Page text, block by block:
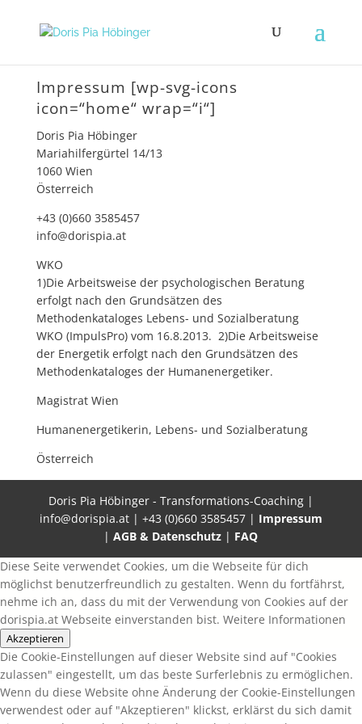
Impressum [wp-svg-icons
icon=“home“ wrap=“i“]
Doris Pia Höbinger
Mariahilfergürtel 14/13
1060 Wien
Österreich
+43 (0)660 3585457
info@dorispia.at
WKO
1)Die Arbeitsweise der psychologischen Beratung
erfolgt nach den Grundsätzen des
Methodenkataloges Lebens- und Sozialberatung
WKO (ImpulsPro) vom 16.8.2013. 2)Die Arbeitsweise
der Energetik erfolgt nach den Grundsätzen des
Methodenkataloges der Humanenergetiker.
Magistrat Wien
Humanenergetikerin, Lebens- und Sozialberatung
Österreich
Doris Pia Höbinger - Transformations-Coaching |
info@dorispia.at | +43 (0)660 3585457 | Impressum
|AGB & Datenschutz | FAQ
Diese Seite verwendet Cookies, um die Webseite für dich
möglichst benutzerfreundlich zu gestalten. Wenn du fortfährst,
nehme ich an, dass du mit der Verwendung von Cookies auf der
dorispia.at Webseite einverstanden bist. Weitere Informationen
Akzeptieren
Die Cookie-Einstellungen auf dieser Website sind auf "Cookies
zulassen" eingestellt, um das beste Surferlebnis zu ermöglichen.
Wenn du diese Website ohne Änderung der Cookie-Einstellungen
verwendest oder auf "Akzeptieren" klickst, erklärst du sich damit